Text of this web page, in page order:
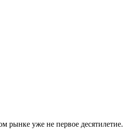
рынке уже не первое десятилетие.